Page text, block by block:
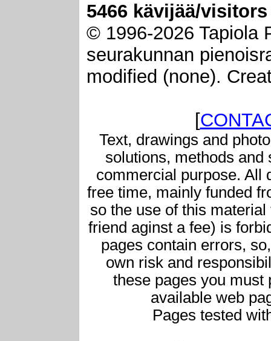
5466 kävijää/visitors
© 1996-2026 Tapiola
seurakunnan
modified (none).
[
Text, drawings and
solutions, methods and
commercial purpose. All
free time, mainly funded
so the use of this
friend aginst a fee) is
pages contain errors,
own risk and
these pages you must
available web
Pages tested